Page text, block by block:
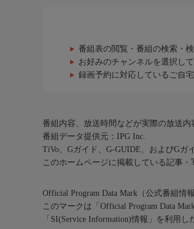
番組表の閲覧・番組の検索・
お好みのチャンネルを選択し
録画予約に対応しているご自
番組内容、放送時間などが実際の放送内
番組データ提供元：IPG Inc.
TiVo、Gガイド、G-GUIDE、およびGガ
このホームページに掲載している記事
Official Program Data Mark（公式番組情
このマークは「Official Program Data
「SI(Service Information)情報」を利用